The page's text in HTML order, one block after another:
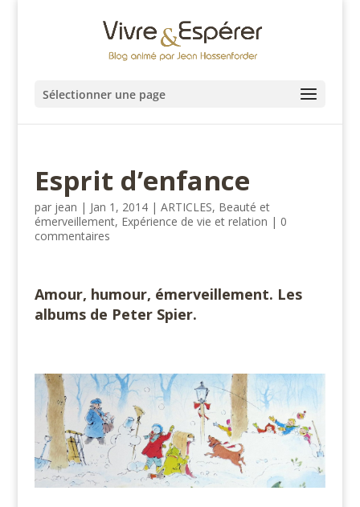
Sélectionner une page
Esprit d’enfance
par jean | Jan 1, 2014| ARTICLES, Beauté et
émerveillement, Expérience de vie et relation | 0
commentaires
Amour, humour, émerveillement. Les
albums de Peter Spier.